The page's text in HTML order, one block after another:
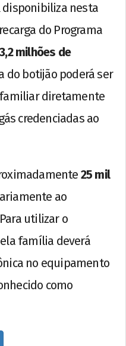
disponibiliza nesta
do Programa
3,2 milhões de
do botijão poderá ser
diretamente
credenciadas ao
25 mil
ao
utilizar o
família deverá
no equipamento
como